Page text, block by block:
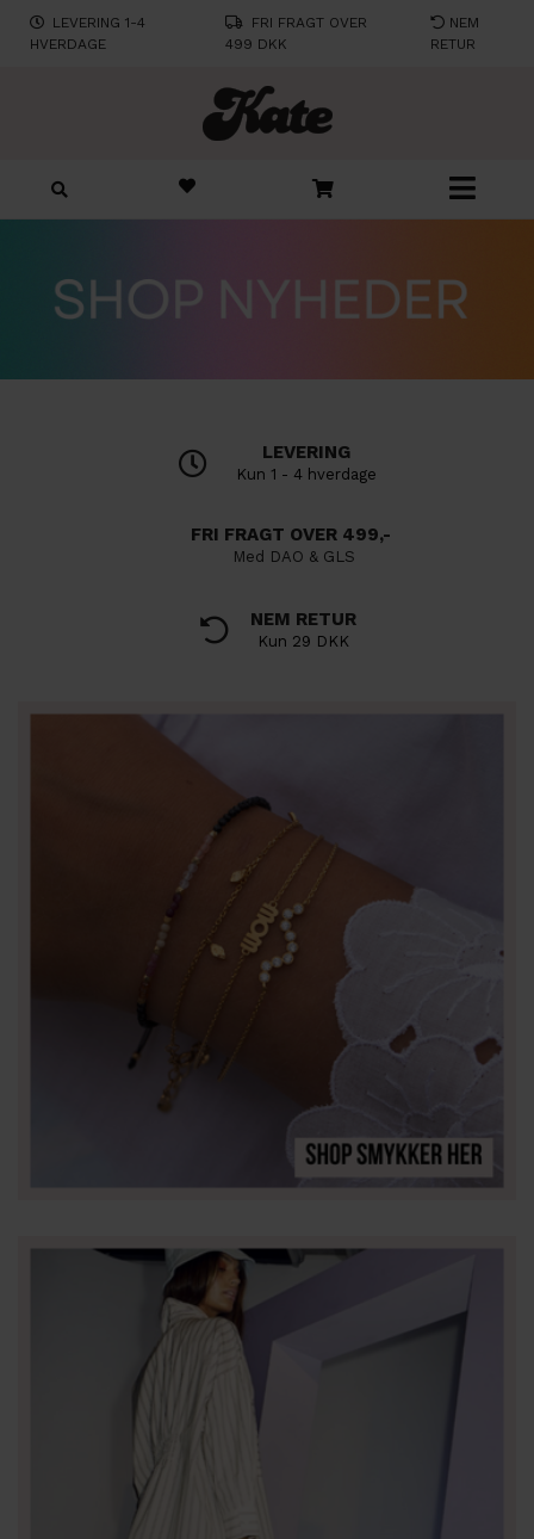
LEVERING 1-4
HVERDAGE
FRI FRAGT OVER
499 DKK
NEM
RETUR
LEVERING
Kun 1 - 4 hverdage
FRI FRAGT OVER 499,-
Med DAO & GLS
NEM RETUR
Kun 29 DKK